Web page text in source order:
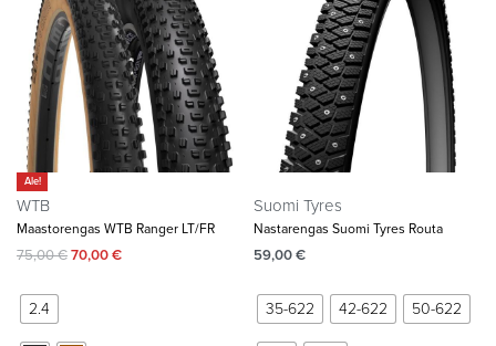
Ale!
WTB
Maastorengas WTB Ranger LT/FR
75,00€70,00€
2.4
Suomi Tyres
Nastarengas Suomi Tyres Routa
59,00€
35-622 42-622 50-622